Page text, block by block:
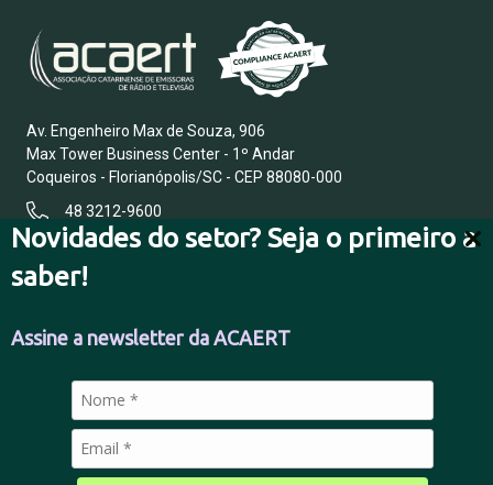
Novidades do setor? Seja o primeiro a
saber!
Assine a newsletter da ACAERT
Av. Engenheiro Max de Souza, 906
Max Tower Business Center - 1º Andar
Coqueiros - Florianópolis/SC - CEP 88080-000
48 3212-9600
FALE CONOSCO
POLÍTICA DE PRIVACIDADE